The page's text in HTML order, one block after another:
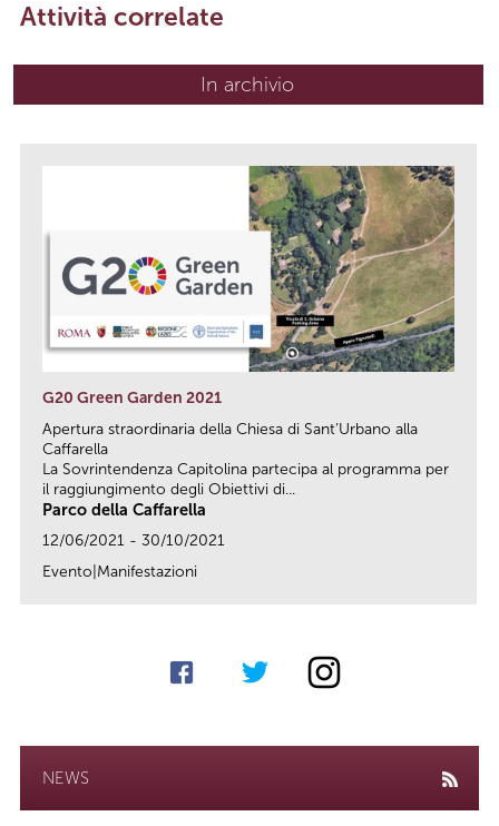
Attività correlate
In archivio
G20 Green Garden 2021
Apertura straordinaria della Chiesa di Sant’Urbano alla
Caffarella
La Sovrintendenza Capitolina partecipa al programma per
il raggiungimento degli Obiettivi di...
Parco della Caffarella
12/06/2021 - 30/10/2021
Evento|Manifestazioni
NEWS